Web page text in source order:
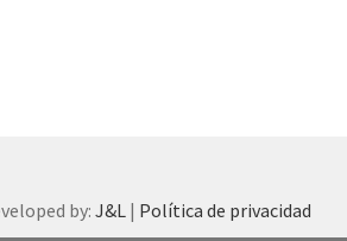
by: J&L | Política de privacidad